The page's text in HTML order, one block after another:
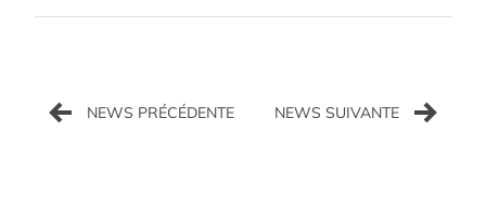
Navigation
de